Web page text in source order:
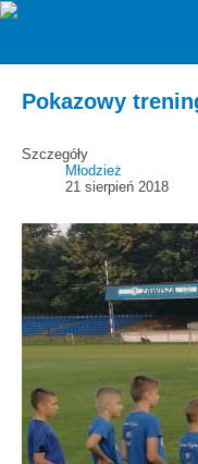
Pokazowy
Szczegóły
Młodzież
21 sierpień 2018